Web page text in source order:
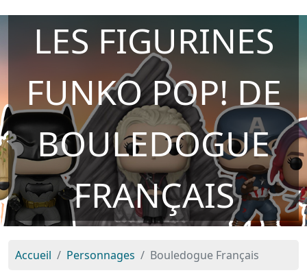
LES FIGURINES
FUNKO POP! DE
BOULEDOGUE
FRANÇAIS
Accueil Personnages Bouledogue Français